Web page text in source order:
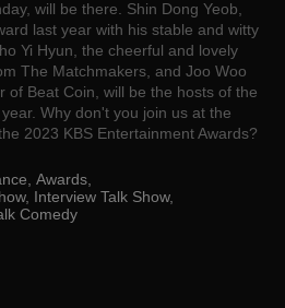
will be there. Shin Dong Yeob,
last year with his stable and witty
Yi Hyun, the cheerful and lovely
The Matchmakers, and Joo Woo
of Beat Coin, will be the hosts of the
Why don't you join us at the
2023 KBS Entertainment Awards?
Awards
, Interview Talk Show,
Comedy